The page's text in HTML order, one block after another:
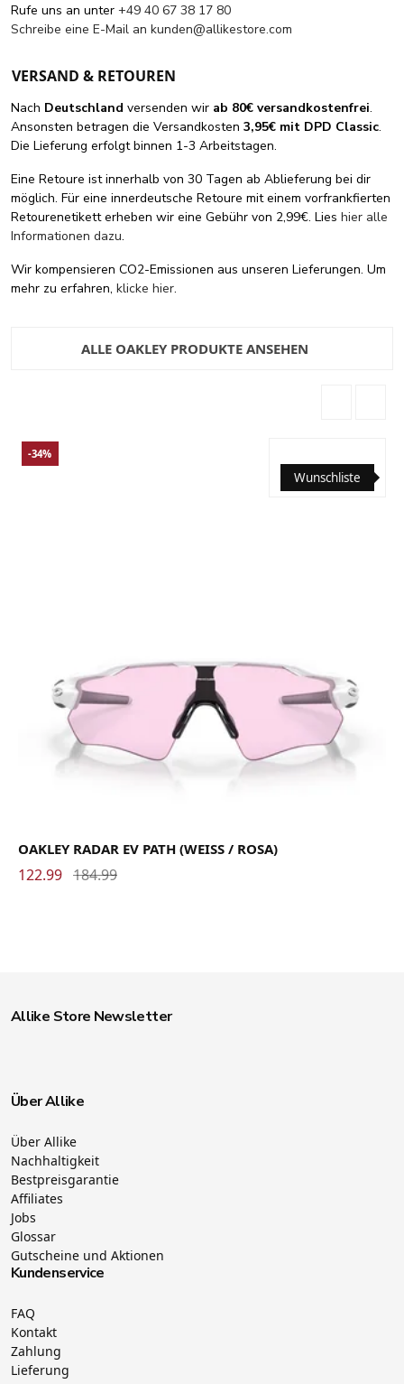
Rufe uns an unter +49 40 67 38 17 80
Schreibe eine E-Mail an kunden@allikestore.com
VERSAND & RETOUREN
Nach Deutschland versenden wir ab 80€ versandkostenfrei.
Ansonsten betragen die Versandkosten 3,95€ mit DPD Classic.
Die Lieferung erfolgt binnen 1-3 Arbeitstagen.
Eine Retoure ist innerhalb von 30 Tagen ab Ablieferung bei dir
möglich. Für eine innerdeutsche Retoure mit einem vorfrankfierten
Retourenetikett erheben wir eine Gebühr von 2,99€. Lies hier alle
Informationen dazu.
Wir kompensieren CO2-Emissionen aus unseren Lieferungen. Um
mehr zu erfahren, klicke hier.
ALLE OAKLEY PRODUKTE ANSEHEN
Wunschliste
-34%
OAKLEY RADAR EV PATH (WEISS / ROSA)
122.99 184.99
Allike Store Newsletter
Über Allike
Über Allike
Nachhaltigkeit
Bestpreisgarantie
Affiliates
Jobs
Glossar
Gutscheine und Aktionen
Kundenservice
FAQ
Kontakt
Zahlung
Lieferung